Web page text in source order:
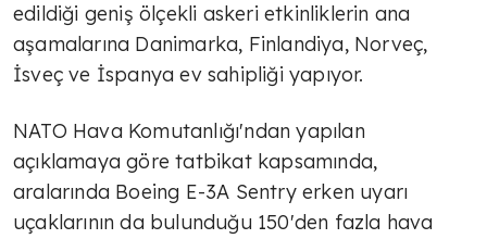
edildiği geniş ölçekli askeri etkinliklerin ana
aşamalarına Danimarka, Finlandiya, Norveç,
İsveç ve İspanya ev sahipliği yapıyor.
NATO Hava Komutanlığı'ndan yapılan
açıklamaya göre tatbikat kapsamında,
aralarında Boeing E-3A Sentry erken uyarı
uçaklarının da bulunduğu 150'den fazla hava